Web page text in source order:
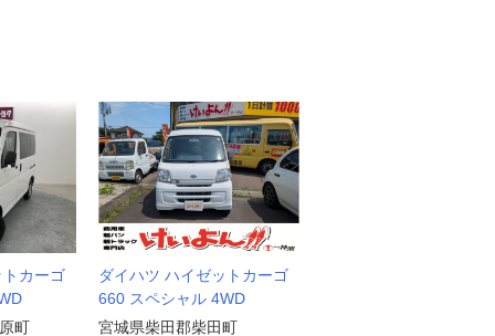
トカーゴ
町
ダイハツ ハイゼットカーゴ
660 スペシャル 4WD
宮城県柴田郡柴田町